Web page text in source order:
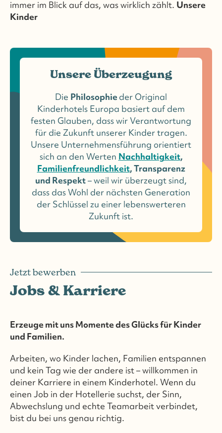
immer im Blick auf das, was wirklich zählt. Unsere
Kinder
Unsere Überzeugung
Die Philosophieder Original
Kinderhotels Europa basiert auf dem
festen Glauben, dass wir Verantwortung
für die Zukunft unserer Kinder tragen.
Unsere Unternehmensführung orientiert
sich an den Werten Nachhaltigkeit,
Familienfreundlichkeit, Transparenz
und Respekt– weil wir überzeugt sind,
dass das Wohl der nächsten Generation
der Schlüssel zu einer lebenswerteren
Zukunft ist.
Jetzt bewerben
Jobs & Karriere
Erzeuge mit uns Momente des Glücks für Kinder
und Familien.
Arbeiten, wo Kinder lachen, Familien entspannen
und kein Tag wie der andere ist – willkommen in
deiner Karriere in einem Kinderhotel. Wenn du
einen Job in der Hotellerie suchst, der Sinn,
Abwechslung und echte Teamarbeit verbindet,
bist du bei uns genau richtig.